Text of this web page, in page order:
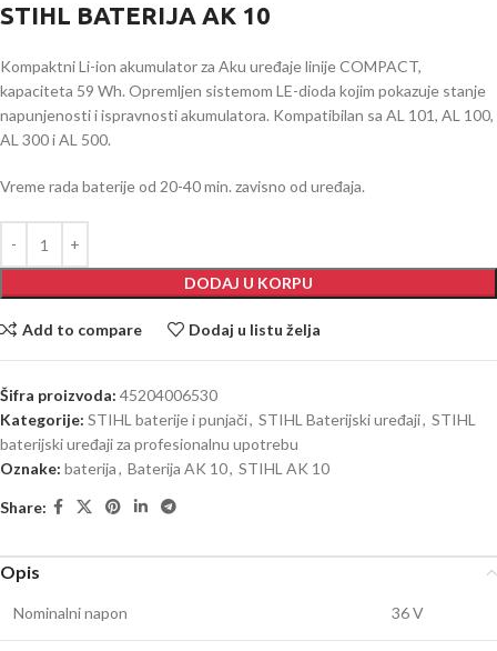
STIHL BATERIJA AK 10
Kompaktni Li-ion akumulator za Aku uređaje linije COMPACT,
kapaciteta 59 Wh. Opremljen sistemom LE-dioda kojim pokazuje stanje
napunjenosti i ispravnosti akumulatora. Kompatibilan sa AL 101, AL 100,
AL 300 i AL 500.
Vreme rada baterije od 20-40 min. zavisno od uređaja.
DODAJ U KORPU
Add to compare Dodaj u listu želja
Šifra proizvoda: 45204006530
Kategorije: STIHL baterije i punjači, STIHL Baterijski uređaji, STIHL
baterijski uređaji za profesionalnu upotrebu
Oznake: baterija, Baterija AK 10, STIHL AK 10
Share:
Opis
Nominalni napon 36 V